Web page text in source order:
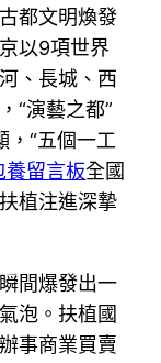
都文明煥發
以9項世界
、長城、西
“演藝之都”
，“五個一工
養留言板全國
植注進深摯
間爆發出一
泡。扶植國
事商業買賣